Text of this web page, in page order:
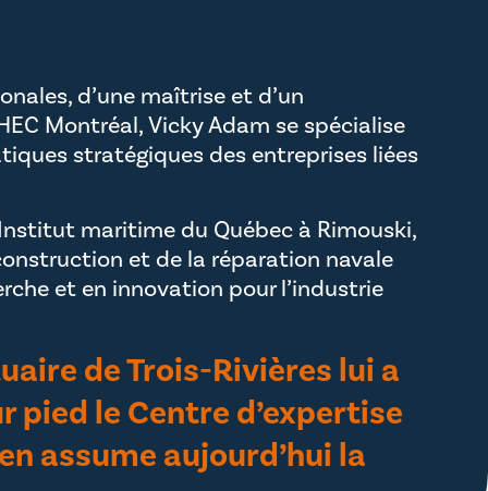
d’une maîtrise et d’un
Montréal, Vicky Adam se spécialise
stratégiques des entreprises liées
maritime du Québec à Rimouski,
et de la réparation navale
et en innovation pour l’industrie
de Trois-Rivières lui a
le Centre d’expertise
assume aujourd’hui la